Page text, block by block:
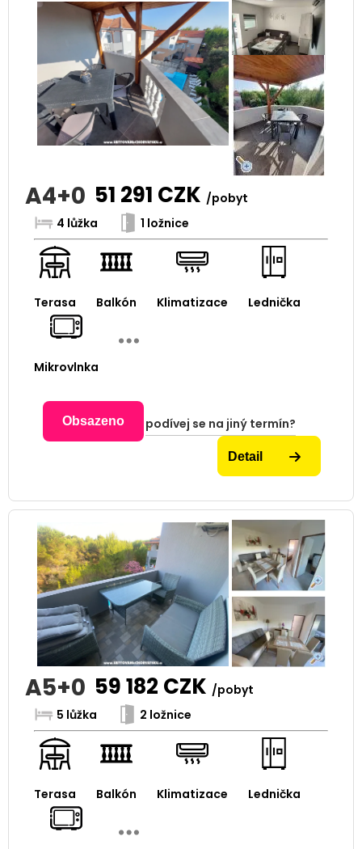
A4+0 51 291 CZK /pobyt
4 lůžka
1 ložnice
Terasa Balkón Klimatizace Lednička
Mikrovlnka
Obsazeno podívej se na jiný termín?
Detail
A5+0 59 182 CZK /pobyt
5 lůžka
2 ložnice
Terasa Balkón Klimatizace Lednička